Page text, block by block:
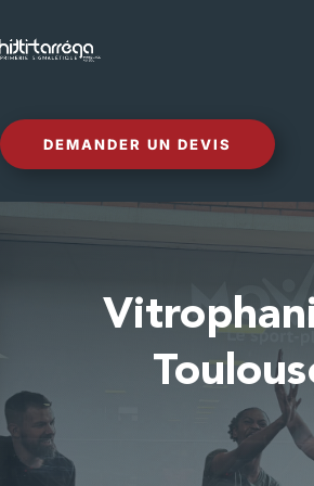
DEMANDER UN DEVIS